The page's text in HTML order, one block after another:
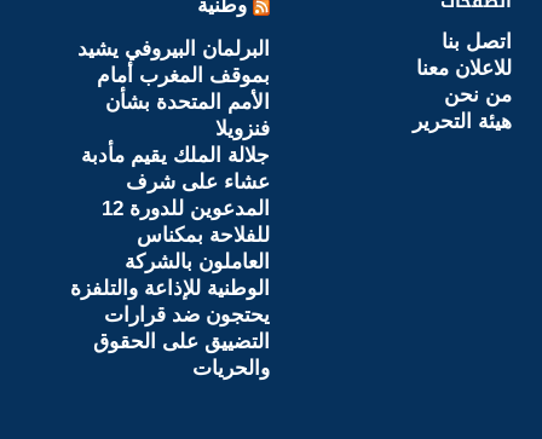
اتصل بنا
للاعلان معنا
من نحن
هيئة التحرير
وطنية
البرلمان البيروفي يشيد
بموقف المغرب أمام
الأمم المتحدة بشأن
فنزويلا
جلالة الملك يقيم مأدبة
عشاء على شرف
المدعوين للدورة 12
للفلاحة بمكناس
العاملون بالشركة
الوطنية للإذاعة والتلفزة
يحتجون ضد قرارات
التضييق على الحقوق
والحريات